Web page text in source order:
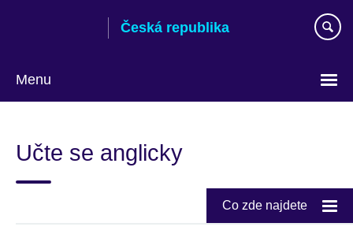
Česká republika
Menu
jazyk
Učte se anglicky
Co zde najdete